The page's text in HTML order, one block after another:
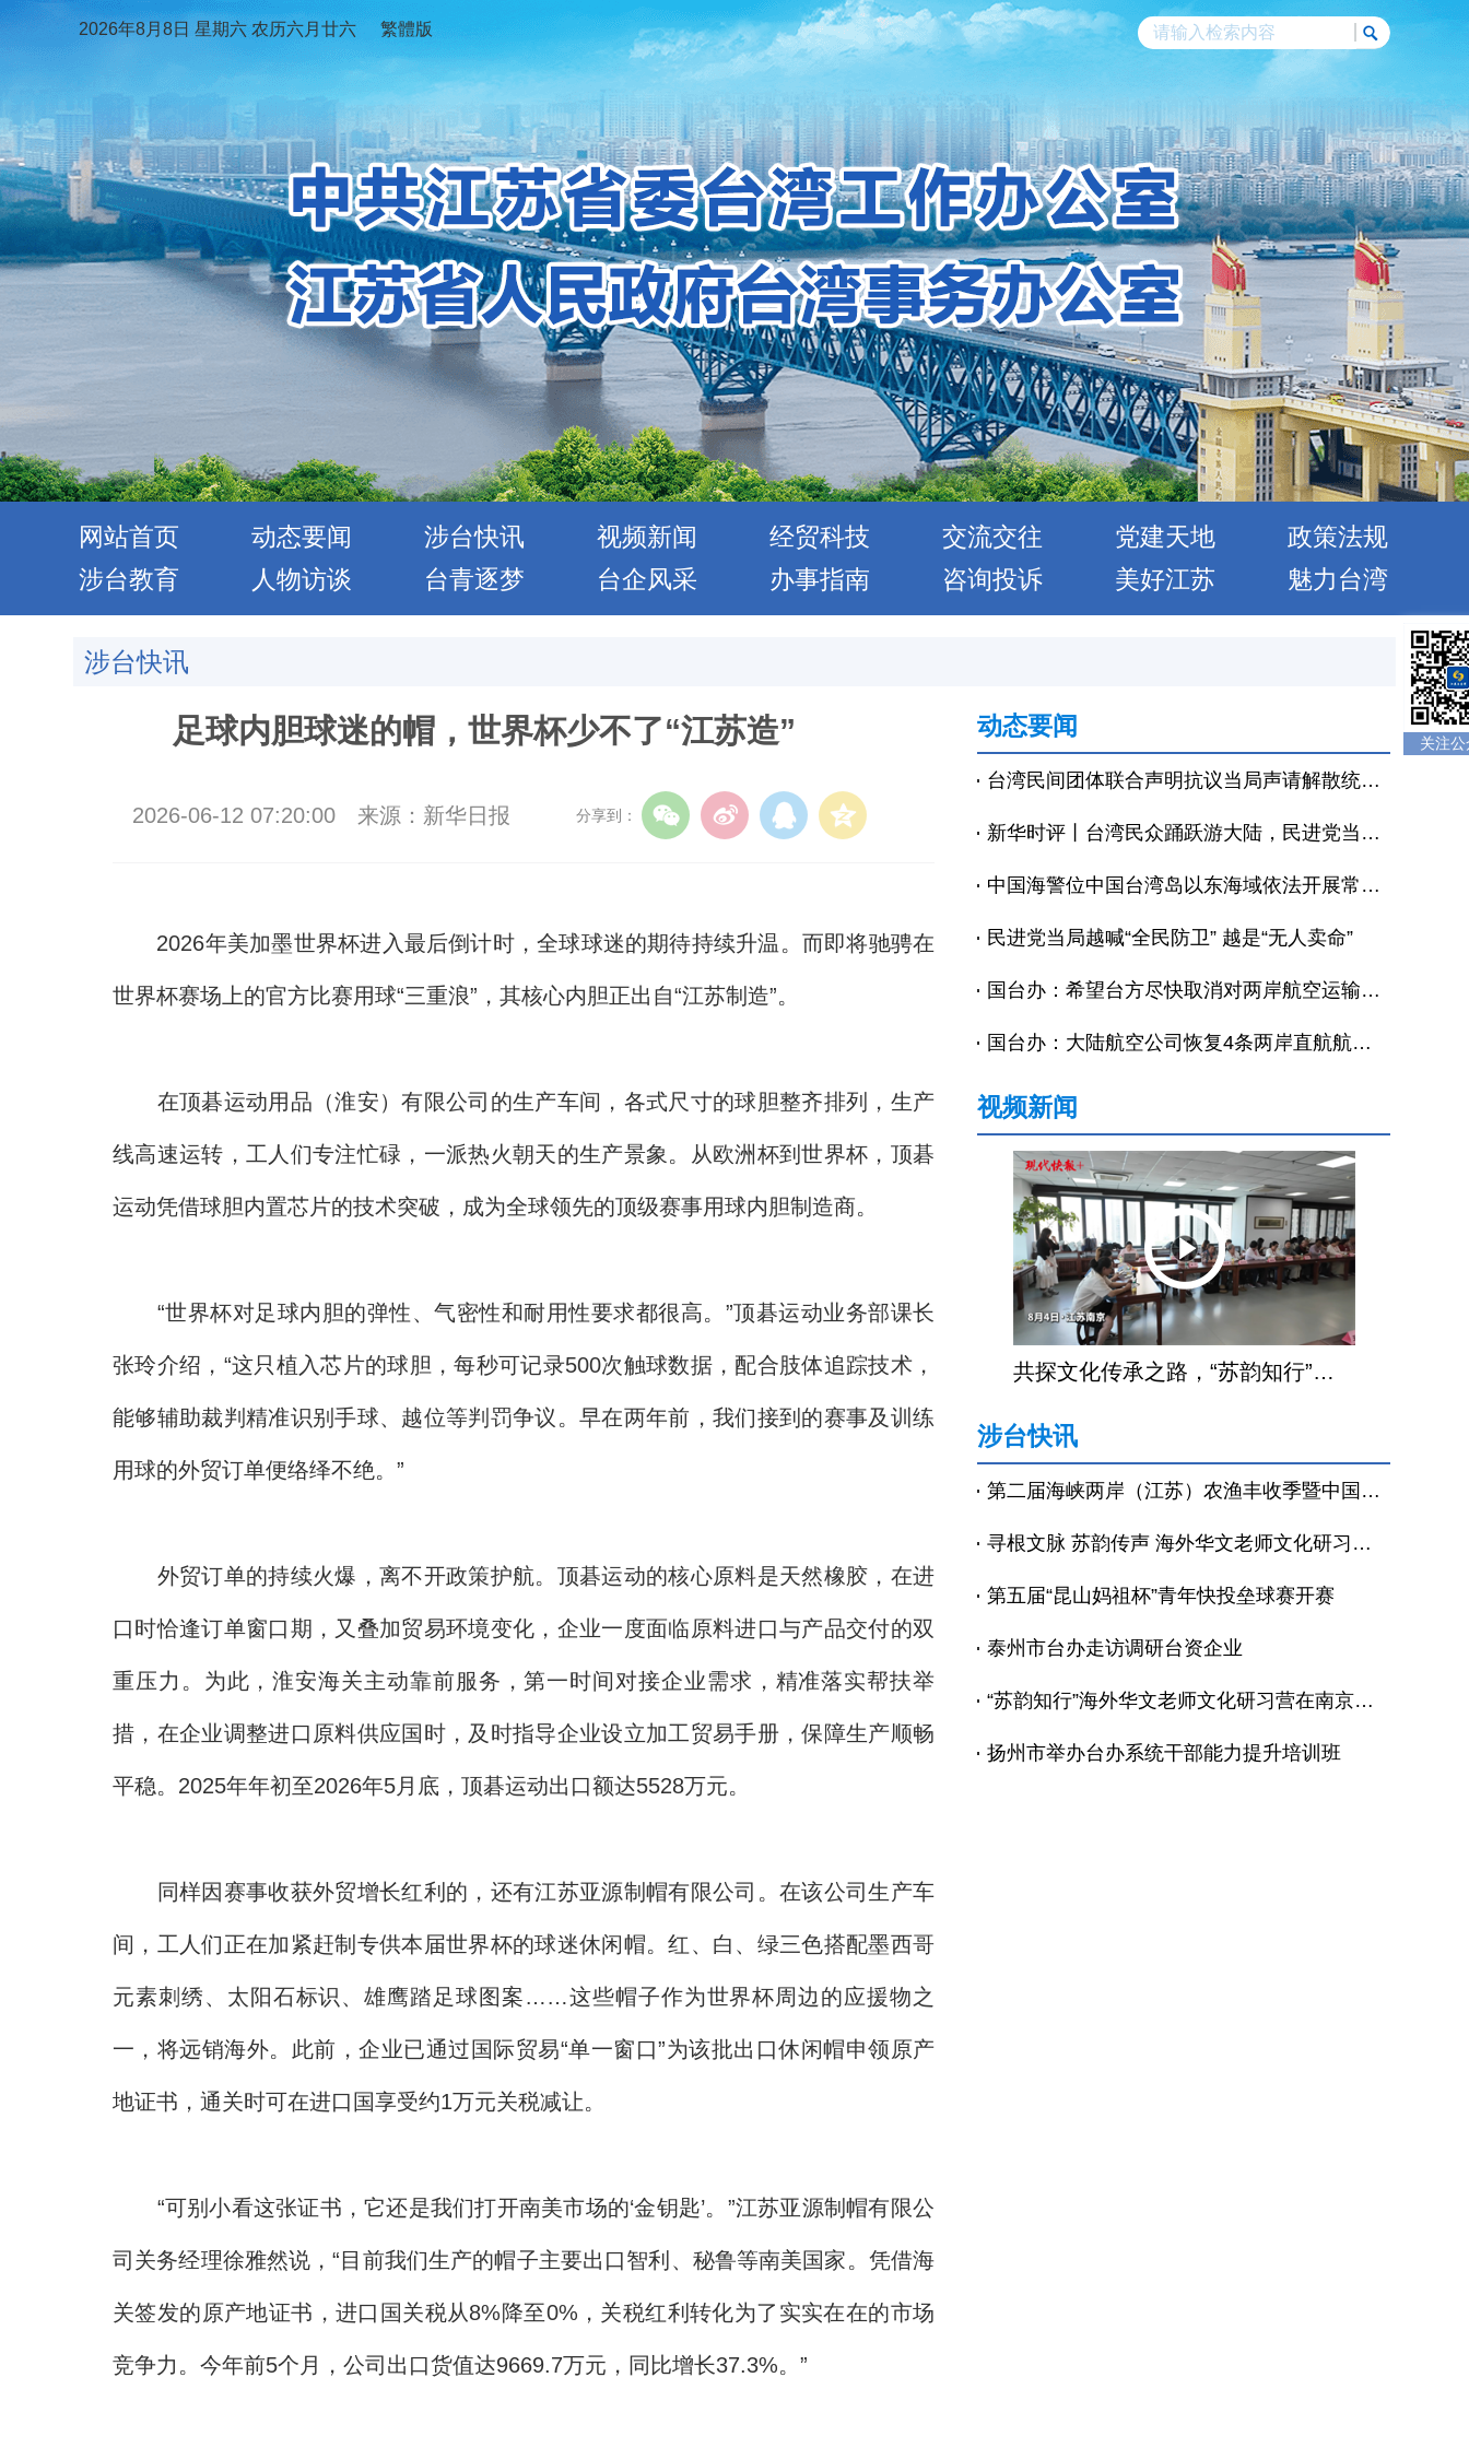
2026年8月8日 星期六 农历六月廿六 繁體版
网站首页 动态要闻 涉台快讯 视频新闻 经贸科技 交流交往 党建天地
政策法规
涉台教育
人物访谈 台青逐梦 台企风采 办事指南 咨询投诉 美好江苏 魅力台湾
涉台快讯
足球内胆球迷的帽，世界杯少不了“江苏造”
2026-06-12 07:20:00 来源：新华日报 分享到：
2026年美加墨世界杯进入最后倒计时，全球球迷的期待持续升温。而即将驰骋在
世界杯赛场上的官方比赛用球“三重浪”，其核心内胆正出自“江苏制造”。
在顶碁运动用品（淮安）有限公司的生产车间，各式尺寸的球胆整齐排列，生产
线高速运转，工人们专注忙碌，一派热火朝天的生产景象。从欧洲杯到世界杯，顶碁
运动凭借球胆内置芯片的技术突破，成为全球领先的顶级赛事用球内胆制造商。
“世界杯对足球内胆的弹性、气密性和耐用性要求都很高。”顶碁运动业务部课长
张玲介绍，“这只植入芯片的球胆，每秒可记录500次触球数据，配合肢体追踪技术，
能够辅助裁判精准识别手球、越位等判罚争议。早在两年前，我们接到的赛事及训练
用球的外贸订单便络绎不绝。”
外贸订单的持续火爆，离不开政策护航。顶碁运动的核心原料是天然橡胶，在进
口时恰逢订单窗口期，又叠加贸易环境变化，企业一度面临原料进口与产品交付的双
重压力。为此，淮安海关主动靠前服务，第一时间对接企业需求，精准落实帮扶举
措，在企业调整进口原料供应国时，及时指导企业设立加工贸易手册，保障生产顺畅
平稳。2025年年初至2026年5月底，顶碁运动出口额达5528万元。
同样因赛事收获外贸增长红利的，还有江苏亚源制帽有限公司。在该公司生产车
间，工人们正在加紧赶制专供本届世界杯的球迷休闲帽。红、白、绿三色搭配墨西哥
元素刺绣、太阳石标识、雄鹰踏足球图案……这些帽子作为世界杯周边的应援物之
一，将远销海外。此前，企业已通过国际贸易“单一窗口”为该批出口休闲帽申领原产
地证书，通关时可在进口国享受约1万元关税减让。
“可别小看这张证书，它还是我们打开南美市场的‘金钥匙’。”江苏亚源制帽有限公
司关务经理徐雅然说，“目前我们生产的帽子主要出口智利、秘鲁等南美国家。凭借海
关签发的原产地证书，进口国关税从8%降至0%，关税红利转化为了实实在在的市场
竞争力。今年前5个月，公司出口货值达9669.7万元，同比增长37.3%。”
动态要闻
台湾民间团体联合声明抗议当局声请解散统派政党
新华时评丨台湾民众踊跃游大陆，民进党当局恐吓当休矣
中国海警位中国台湾岛以东海域依法开展常态化执法巡查
民进党当局越喊“全民防卫” 越是“无人卖命”
国台办：希望台方尽快取消对两岸航空运输不合理限制
国台办：大陆航空公司恢复4条两岸直航航线备受欢迎
视频新闻
共探文化传承之路，“苏韵知行”海外华文老师文化研习营在宁结营
涉台快讯
第二届海峡两岸（江苏）农渔丰收季暨中国农民丰收节启东专场活动启幕
寻根文脉 苏韵传声 海外华文老师文化研习营在宁结营
第五届“昆山妈祖杯”青年快投垒球赛开赛
泰州市台办走访调研台资企业
“苏韵知行”海外华文老师文化研习营在南京开营
扬州市举办台办系统干部能力提升培训班
关注